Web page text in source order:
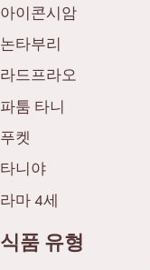
아이콘시암
논타부리
라드프라오
파툼 타니
푸켓
타니야
라마 4세
식품 유형